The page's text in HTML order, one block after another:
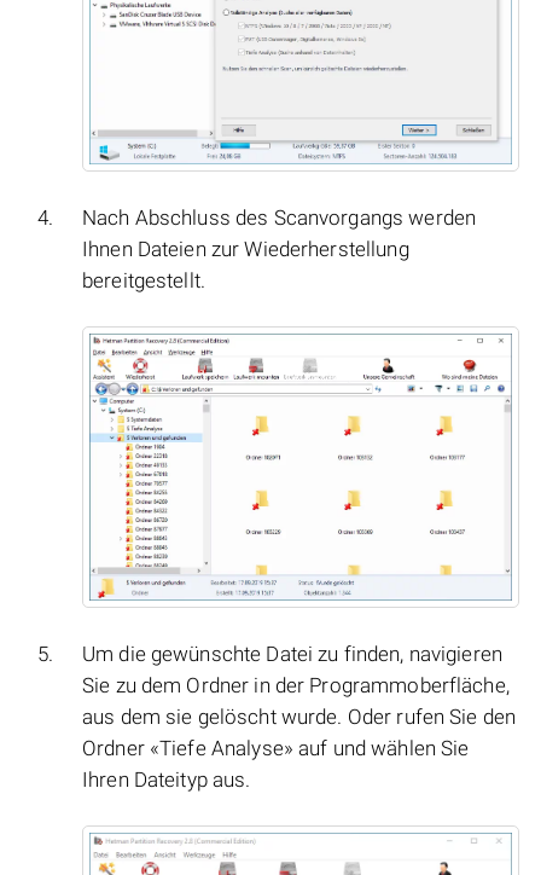
Nach Abschluss des Scanvorgangs werden
Ihnen Dateien zur Wiederherstellung
bereitgestellt.
Um die gewünschte Datei zu finden, navigieren
Sie zu dem Ordner in der Programmoberfläche,
aus dem sie gelöscht wurde. Oder rufen Sie den
Ordner «Tiefe Analyse» auf und wählen Sie
Ihren Dateityp aus.